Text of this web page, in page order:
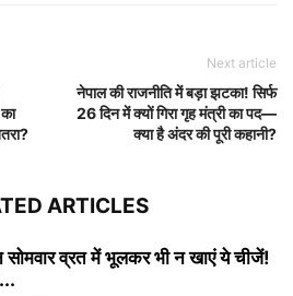
Next article
नेपाल की राजनीति में बड़ा झटका! सिर्फ
26 दिन में क्यों गिरा गृह मंत्री का पद—
क्या है अंदर की पूरी कहानी?
ARTICLES
सोमवार व्रत में भूलकर भी न खाएं ये चीजें!